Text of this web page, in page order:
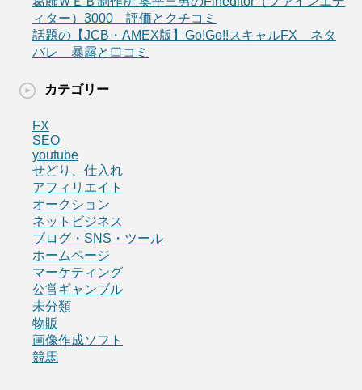
ィター）3000 評価とクチコミ
話題の【JCB・AMEX版】Go!Go!!スキャルFX ネタ
バレ 暴露と口コミ
カテゴリー
FX
SEO
youtube
せどり、仕入れ
アフィリエイト
オークション
ネットビジネス
ブログ・SNS・ツール
ホームページ
マーケティング
公営ギャンブル
未分類
物販
画像作成ソフト
競馬